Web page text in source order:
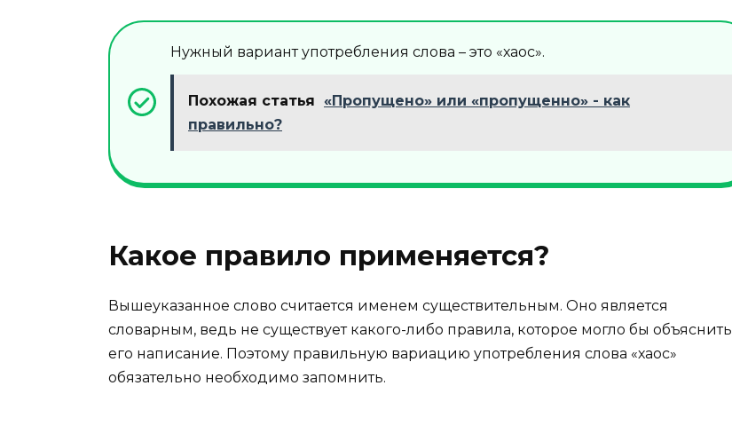
Нужный вариант употребления слова – это «хаос».
Похожая статья
«Пропущено» или «пропущенно» - как
правильно?
Какое правило применяется?
Вышеуказанное слово считается именем существительным. Оно является
словарным, ведь не существует какого-либо правила, которое могло бы объяснить
его написание. Поэтому правильную вариацию употребления слова «хаос»
обязательно необходимо запомнить.